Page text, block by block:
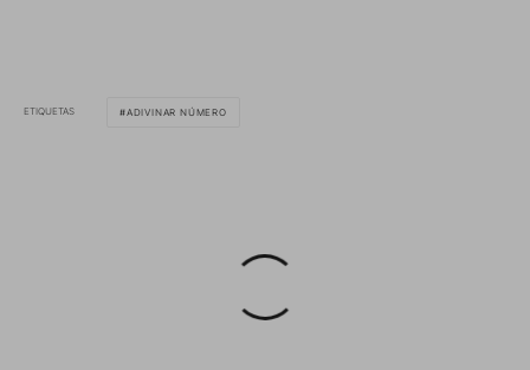
ETIQUETAS ADIVINAR NÚMERO